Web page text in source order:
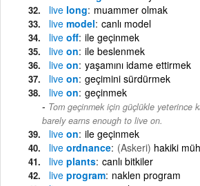
live long muammer olmak
live model canlı model
live off ile geçinmek
live on ile beslenmek
live on yaşamını idame ettirmek
live on geçimini sürdürmek
live on geçinmek
Tom geçinmek için güçlükle yeterince
barely earns enough to live on.
live on ile geçinmek
live ordnance (Askeri) hakiki
live plants canlı bitkiler
live program naklen program